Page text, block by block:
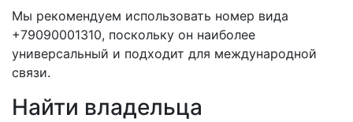
Мы рекомендуем использовать номер вида
+79090001310, поскольку он наиболее
универсальный и подходит для международной
связи.
Найти владельца